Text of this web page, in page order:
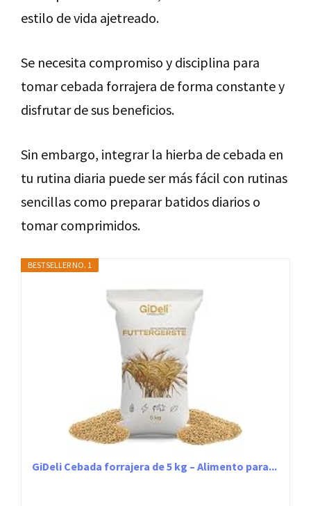
estilo de vida ajetreado.
Se necesita compromiso y disciplina para
tomar cebada forrajera de forma constante y
disfrutar de sus beneficios.
Sin embargo, integrar la hierba de cebada en
tu rutina diaria puede ser más fácil con rutinas
sencillas como preparar batidos diarios o
tomar comprimidos.
BESTSELLER NO. 1
GiDeli Cebada forrajera de 5 kg – Alimento para...